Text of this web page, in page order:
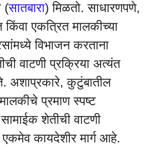
(सातबारा) मिळतो. साधारणपणे,
किंवा एकत्रित मालकीच्या
विभाजन करताना
वाटणी प्रक्रिया अत्यंत
अशाप्रकारे, कुटुंबातील
प्रमाण स्पष्ट
शेतीची वाटणी
एकमेव कायदेशीर मार्ग आहे.